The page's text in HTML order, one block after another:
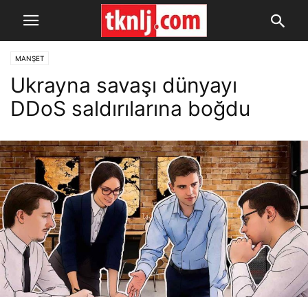
MANŞET
Ukrayna savaşı dünyayı
DDoS saldırılarına boğdu